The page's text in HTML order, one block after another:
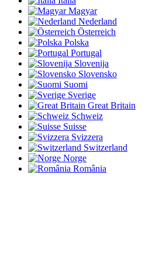
Magyar
Nederland
Österreich
Polska
Portugal
Slovenija
Slovensko
Suomi
Sverige
Great Britain
Schweiz
Suisse
Svizzera
Switzerland
Norge
România